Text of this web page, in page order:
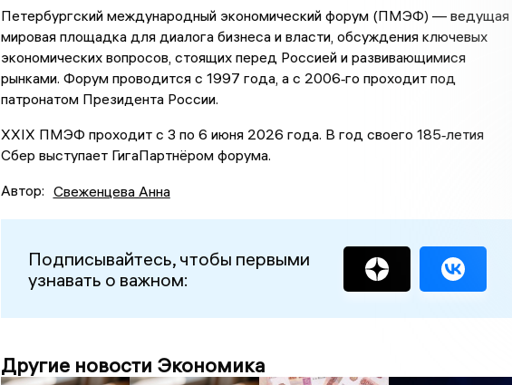
Петербургский международный экономический форум (ПМЭФ) — ведущая
мировая площадка для диалога бизнеса и власти, обсуждения ключевых
экономических вопросов, стоящих перед Россией и развивающимися
рынками. Форум проводится с 1997 года, а с 2006‑го проходит под
патронатом Президента России.
XXIX ПМЭФ проходит с 3 по 6 июня 2026 года. В год своего 185‑летия
Сбер выступает ГигаПартнёром форума.
Автор: Свеженцева Анна
Подписывайтесь, чтобы первыми
узнавать о важном:
Другие новости Экономика